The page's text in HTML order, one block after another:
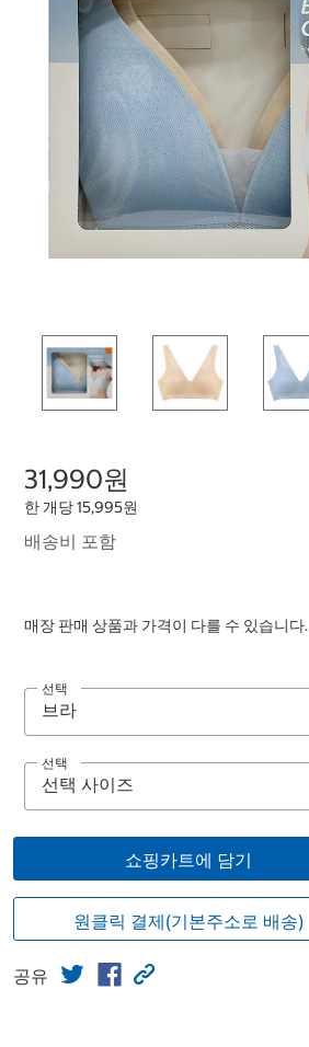
31,990원
한 개당 15,995원
배송비 포함
매장 판매 상품과 가격이 다를 수 있습니다.
선택
선택
쇼핑카트에 담기
원클릭 결제(기본주소로 배송)
공유